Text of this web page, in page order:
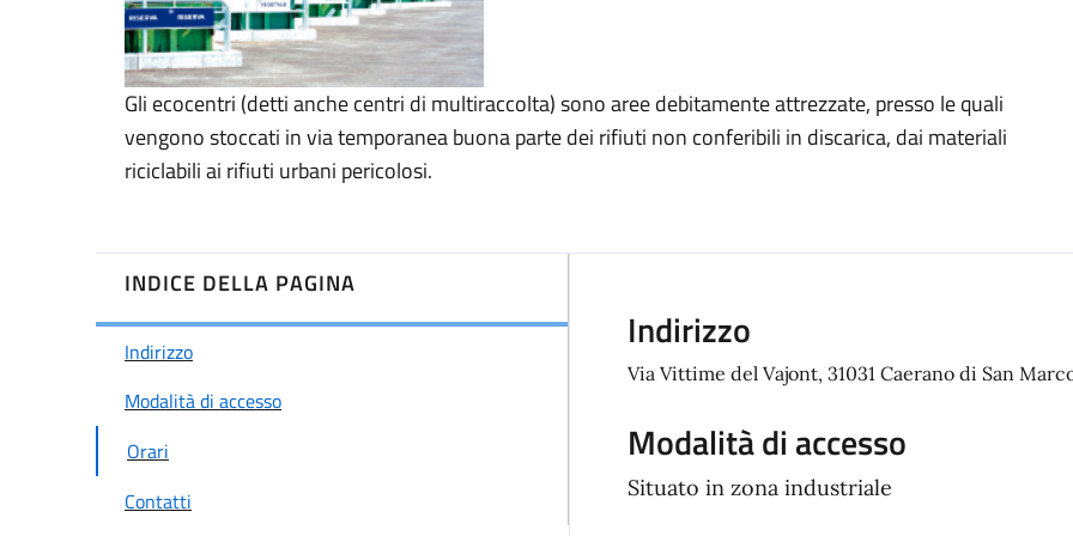
Gli ecocentri (detti anche centri di multiraccolta) sono aree debitamente attrezzate, presso le quali
vengono stoccati in via temporanea buona parte dei rifiuti non conferibili in discarica, dai materiali
riciclabili ai rifiuti urbani pericolosi.
INDICE DELLA PAGINA
Indirizzo
Modalità di accesso
Orari
Contatti
Indirizzo
Via Vittime del Vajont, 31031 Caerano di San
Modalità di accesso
Situato in zona industriale